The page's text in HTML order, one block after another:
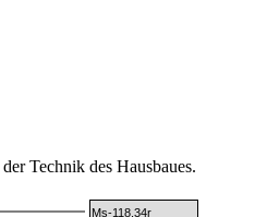
Technik des Hausbaues.
Ms-118,34r